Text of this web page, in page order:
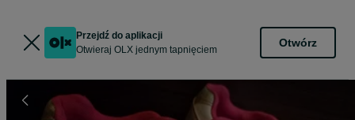
Przejdź do aplikacji
Otwieraj OLX jednym tapnięciem
Otwórz